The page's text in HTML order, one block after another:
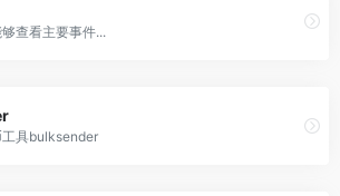
查看主要事件...
具bulksender